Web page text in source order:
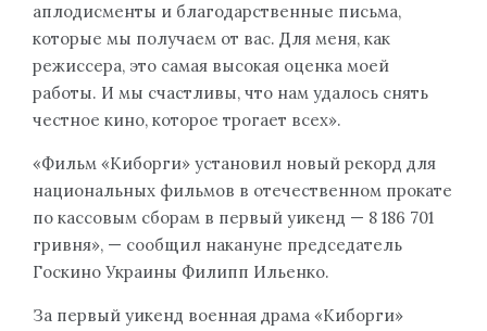
аплодисменты и благодарственные письма,
которые мы получаем от вас. Для меня, как
режиссера, это самая высокая оценка моей
работы. И мы счастливы, что нам удалось снять
честное кино, которое трогает всех».
«Фильм «Киборги» установил новый рекорд для
национальных фильмов в отечественном прокате
по кассовым сборам в первый уикенд — 8 186 701
гривня», — сообщил накануне председатель
Госкино Украины Филипп Ильенко.
За первый уикенд военная драма «Киборги»